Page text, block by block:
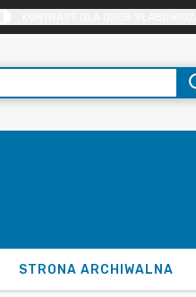
STRONA ARCHIWALNA